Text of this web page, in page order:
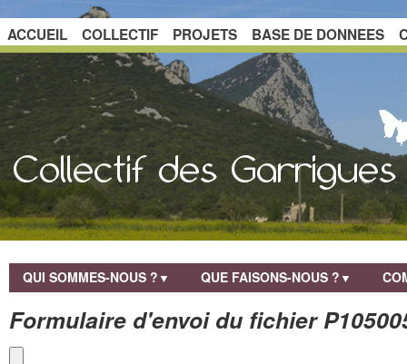
ACCUEIL COLLECTIF PROJETS BASE DE DONNEES
QUI SOMMES-NOUS ? ▼ QUE FAISONS-NOUS ? ▼
Formulaire d'envoi du fichier